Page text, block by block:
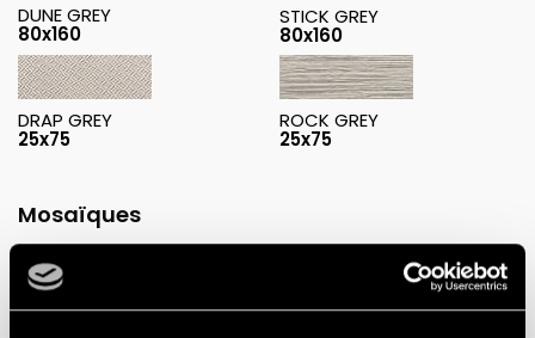
DUNE GREY
80x160
STICK GREY
80x160
DRAP GREY
25x75
ROCK GREY
25x75
Mosaïques